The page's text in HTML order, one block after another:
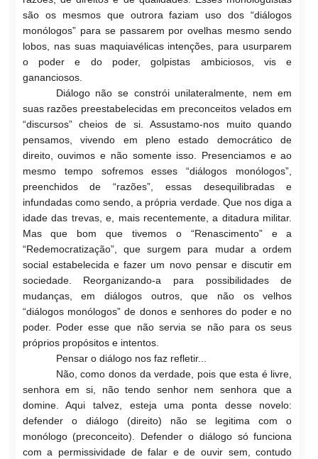
são os mesmos que outrora faziam uso dos “diálogos
monólogos” para se passarem por ovelhas mesmo sendo
lobos, nas suas maquiavélicas intenções, para usurparem
o poder e do poder, golpistas ambiciosos, vis e
gananciosos.
Diálogo não se constrói unilateralmente, nem em
suas razões preestabelecidas em preconceitos velados em
“discursos” cheios de si. Assustamo-nos muito quando
pensamos, vivendo em pleno estado democrático de
direito, ouvimos e não somente isso. Presenciamos e ao
mesmo tempo sofremos esses “diálogos monólogos”,
preenchidos de “razões”, essas desequilibradas e
infundadas como sendo, a própria verdade. Que nos diga a
idade das trevas, e, mais recentemente, a ditadura militar.
Mas que bom que tivemos o “Renascimento” e a
“Redemocratização”, que surgem para mudar a ordem
social estabelecida e fazer um novo pensar e discutir em
sociedade. Reorganizando-a para possibilidades de
mudanças, em diálogos outros, que não os velhos
“diálogos monólogos” de donos e senhores do poder e no
poder. Poder esse que não servia se não para os seus
próprios propósitos e intentos.
Pensar o diálogo nos faz refletir...
Não, como donos da verdade, pois que esta é livre,
senhora em si, não tendo senhor nem senhora que a
domine. Aqui talvez, esteja uma ponta desse novelo:
defender o diálogo (direito) não se legitima com o
monólogo (preconceito). Defender o diálogo só funciona
com a permissividade de falar e de ouvir sem, contudo